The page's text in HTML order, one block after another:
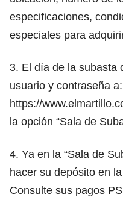
especificaciones,
especiales para
3. El día de la subasta
usuario y contraseña a:
https://
la opción “Sala de
4. Ya en la “Sala de
hacer su depósito en
Consulte sus pagos